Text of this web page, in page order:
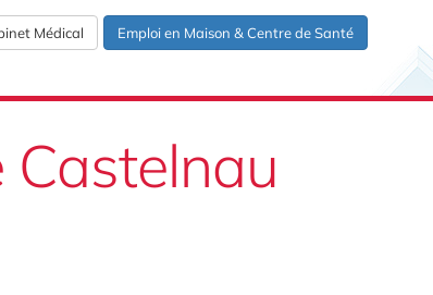
Médical Emploi en Maison & Centre de Santé
Castelnau